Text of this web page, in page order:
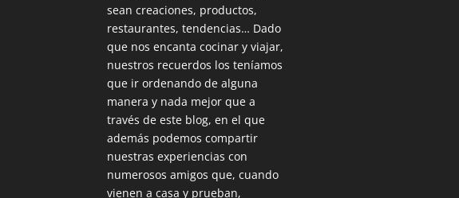
sean creaciones, productos,
restaurantes, tendencias… Dado
que nos encanta cocinar y viajar,
nuestros recuerdos los teníamos
que ir ordenando de alguna
manera y nada mejor que a
través de este blog, en el que
además podemos compartir
nuestras experiencias con
numerosos amigos que, cuando
vienen a casa y prueban,